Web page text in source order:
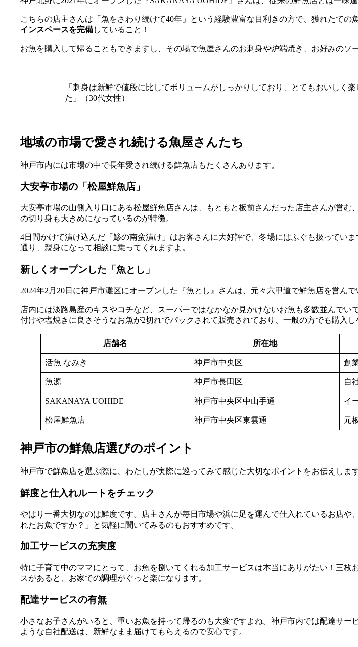
こちらの店主さんは「魚をさわり続けて40年」という経験豊富な目利きの方で、獲れたての
インスペースを完備していること！
お魚を購入して帰ることもできますし、その場で魚屋さんのお刺身や炉端焼き、お好みの
「刺身は新鮮で値段に比してボリュームがしっかりしており、とてもおいしく
た」（30代女性）
地域の市場で愛され続ける魚屋さんたち
神戸市内には市場の中で長年愛され続ける鮮魚店もたくさんあります。
大安亭市場の「松屋鮮魚店」
大安亭市場の山側入り口にある松屋鮮魚店さんは、もともと板前さんだった店主さんが営
の切り身も大きめになっているのが特徴。
4日間かけて漬け込んだ「鯵の南蛮漬け」はお客さんに大好評で、冬場にはふぐも扱ってい
通り、親身になって相談に乗ってくれますよ。
新しくオープンした「魚とし」
2024年2月20日に神戸市灘区にオープンした『魚とし』さんは、元々六甲道で鮮魚店を営ん
店内には淡路島産のキスやコチなど、スーパーではなかなか見かけないお魚も多数並んで
付けや塩焼きに良さそうなお魚が2切れでパックされて販売されており、一般の方でも購入し
店舗名 所在地
活魚 なみき 神戸市中央区 創
魚源 神戸市長田区 自
SAKANAYA UOHIDE 神戸市中央区中山手通 イ
松屋鮮魚店 神戸市中央区東雲通 元
神戸市の鮮魚店選びのポイント
神戸市で鮮魚店を選ぶ際に、わたしが実際に巡ってみて感じた大切なポイントをお伝えします
鮮度と仕入れルートをチェック
やはり一番大切なのは鮮度です。店主さんが毎日市場や浜に足を運んで仕入れているお店
れたお魚ですか？」と気軽に聞いてみるのもおすすめです。
加工サービスの充実度
特に子育て中のママにとって、お魚を捌いてくれる加工サービスは本当にありがたい！三
スがあると、お家での調理がぐっと楽になります。
配達サービスの有無
小さなお子さんがいると、重いお魚を持って帰るのも大変ですよね。神戸市内では配達サ
ような自社配送は、新鮮なまま届けてもらえるので安心です。